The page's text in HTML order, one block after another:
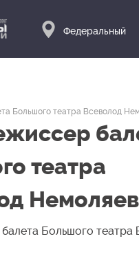
Федеральный
Большого театра Всеволод
театра
Немоляев
Большого театра